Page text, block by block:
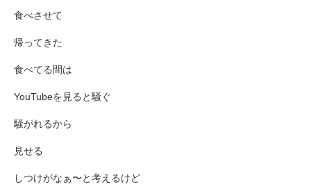
食べさせて
帰ってきた
食べてる間は
YouTubeを見ると騒ぐ
騒がれるから
見せる
しつけがなぁ〜と考えるけど